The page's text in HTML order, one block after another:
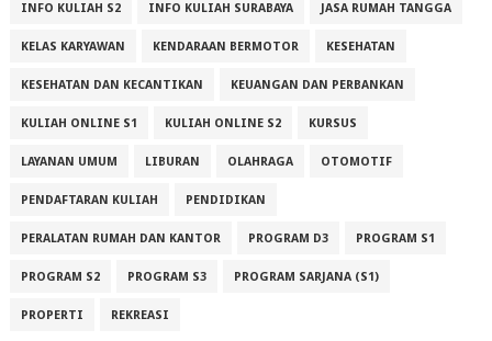
INFO KULIAH S2 INFO KULIAH SURABAYA JASA RUMAH TANGGA
KELAS KARYAWAN KENDARAAN BERMOTOR KESEHATAN
KESEHATAN DAN KECANTIKAN KEUANGAN DAN PERBANKAN
KULIAH ONLINE S1 KULIAH ONLINE S2 KURSUS
LAYANAN UMUM LIBURAN OLAHRAGA OTOMOTIF
PENDAFTARAN KULIAH PENDIDIKAN
PERALATAN RUMAH DAN KANTOR PROGRAM D3 PROGRAM S1
PROGRAM S2 PROGRAM S3 PROGRAM SARJANA (S1)
PROPERTI REKREASI